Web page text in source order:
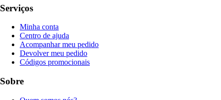
Serviços
Minha conta
Centro de ajuda
Acompanhar meu pedido
Devolver meu pedido
Códigos promocionais
Sobre